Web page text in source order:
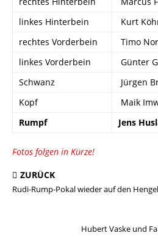
linkes Hinterbein
Kurt
rechtes Vorderbein
Timo
linkes Vorderbein
Günter
Schwanz
Jürgen
Kopf
Maik
Rumpf
Jens
Fotos folgen in Kürze!
ZURÜCK
Rudi-Rump-Pokal wieder auf den
Hubert Vaske und